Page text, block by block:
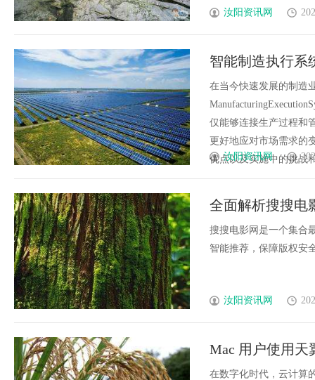
汝阳资讯网
智能制造执行系
在当今快速发展的制造
仅能够连接生产过程和
更好地应对市场需求的
优点以及实施中的挑战
汝阳资讯网
全面解析搜搜电
搜搜电影网是一个集合
智能推荐，保障版权安
汝阳资讯网
Mac 用户使用天
在数字化时代，云计算